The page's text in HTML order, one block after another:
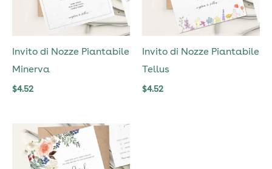
Invito di Nozze Piantabile
Minerva
$4.52
Invito di Nozze Piantabile
Tellus
$4.52